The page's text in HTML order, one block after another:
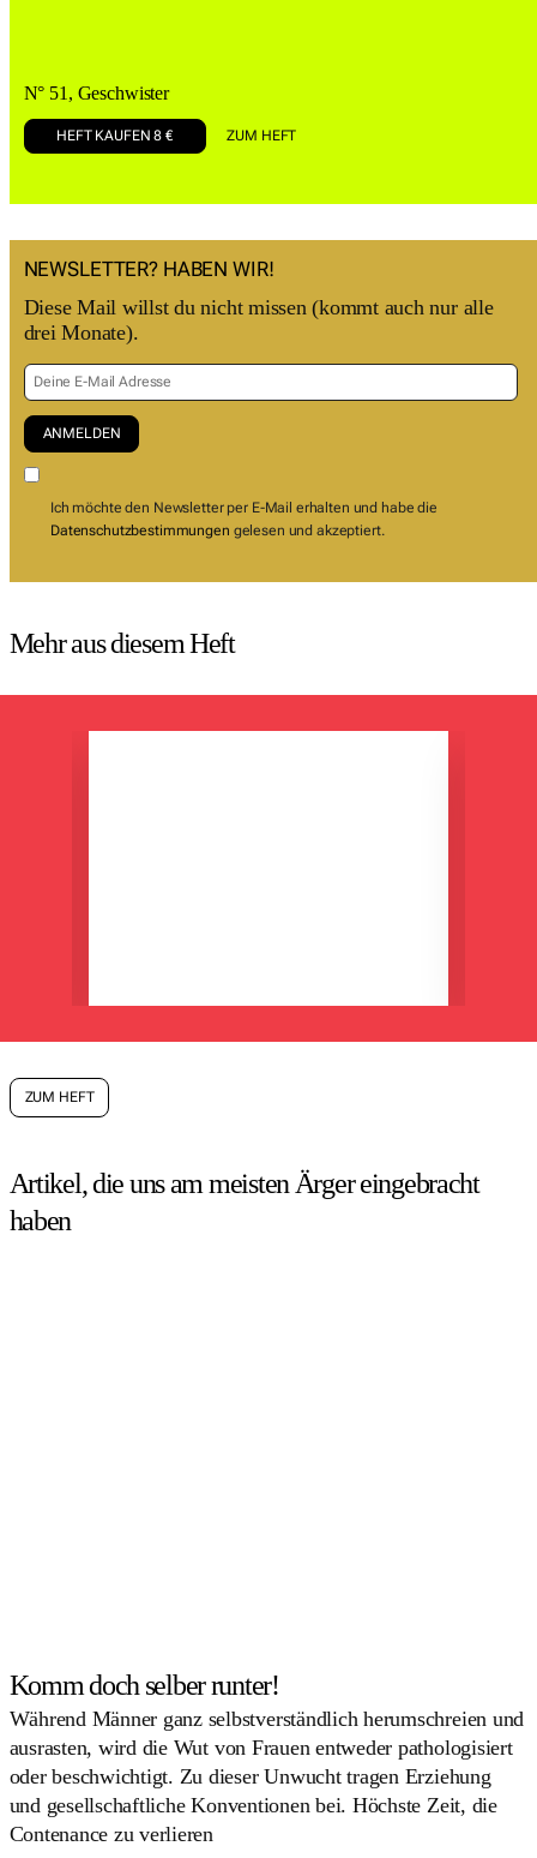
N° 51, Geschwister
HEFT KAUFEN 8 € ZUM HEFT
NEWSLETTER? HABEN WIR!
Diese Mail willst du nicht missen (kommt auch nur alle
drei Monate).
Ich möchte den Newsletter per E-Mail erhalten und habe die
Datenschutzbestimmungen gelesen und akzeptiert.
Mehr aus diesem Heft
ZUM HEFT
Artikel, die uns am meisten Ärger eingebracht
haben
Komm doch selber runter!
Während Männer ganz selbstverständlich herumschreien und
ausrasten, wird die Wut von Frauen entweder pathologisiert
oder beschwichtigt. Zu dieser Unwucht tragen Erziehung
und gesellschaftliche Konventionen bei. Höchste Zeit, die
Contenance zu verlieren